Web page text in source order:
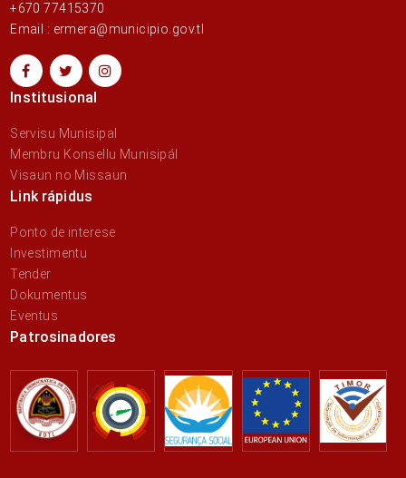
+670 77415370
Email : ermera@municipio.gov.tl
Institusional
Servisu Munisipal
Membru Konsellu Munisipál
Visaun no Missaun
Link rápidus
Ponto de interese
Investimentu
Tender
Dokumentus
Eventus
Patrosinadores